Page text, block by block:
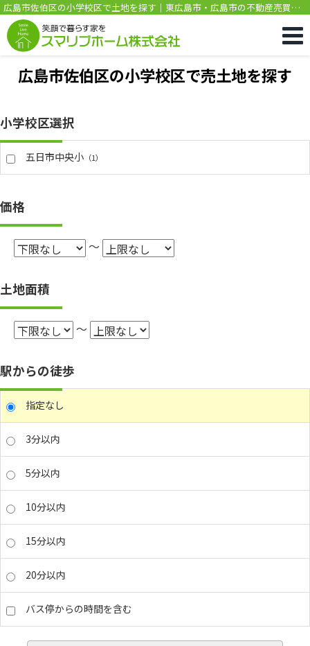
広島市佐伯区の小学校区で土地を探す｜東広島市・広島市の不動産売買専
門｜新築・中古・土地・売却はスマリブホーム
広島市佐伯区の小学校区で売土地を探す
小学校区選択
五日市中央小 （1）
価格
～
土地面積
～
駅からの徒歩
指定なし
3分以内
5分以内
10分以内
15分以内
20分以内
バス停からの時間を含む